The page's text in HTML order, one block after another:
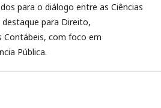
para o diálogo entre as Ciências
destaque para Direito,
Contábeis, com foco em
Pública.